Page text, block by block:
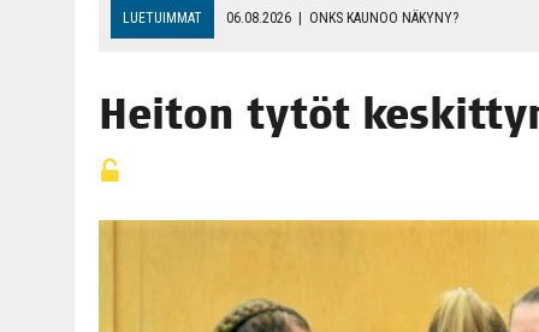
LUETUIMMAT 06.08.2026 | ONKS KAU­NOO NÄKYNY?
06.08.2026 OPIN­TOI­HIN KAN­SA­LAIS­OPIS­TOS­SA VOI SAA­DA
TOI­VEI­DEN KOTI IISTÄ!
Hei­ton tytöt